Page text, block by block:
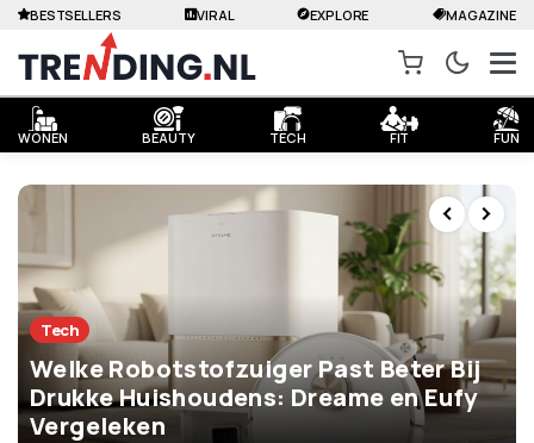
WONEN BEAUTY TECH FIT FUN
BESTSELLERS VIRAL EXPLORE MAGAZINE
Tech
Welke Robotstofzuiger Past Beter Bij
Drukke Huishoudens: Dreame en Eufy
Vergeleken